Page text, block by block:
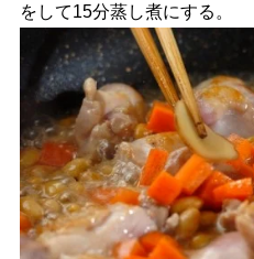
をして15分蒸し煮にする。